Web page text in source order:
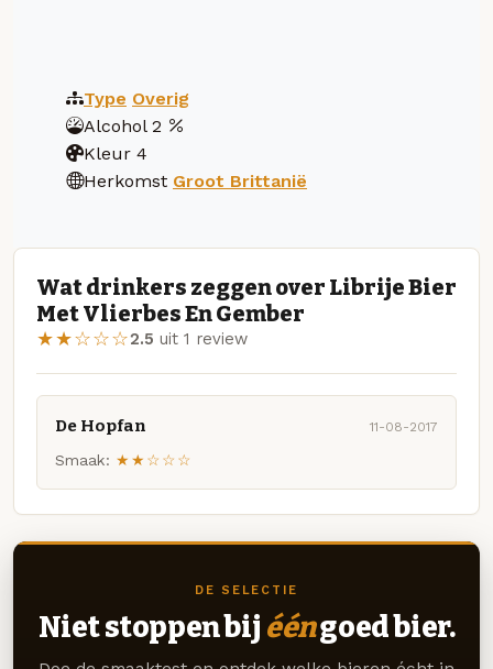
Type Overig
Alcohol 2
Kleur 4
Herkomst Groot Brittanië
Wat drinkers zeggen over Librije Bier
Met Vlierbes En Gember
★★☆☆☆2.5 uit 1 review
De Hopfan 11-08-2017
Smaak: ★★☆☆☆
DE SELECTIE
Niet stoppen bij ééngoed bier.